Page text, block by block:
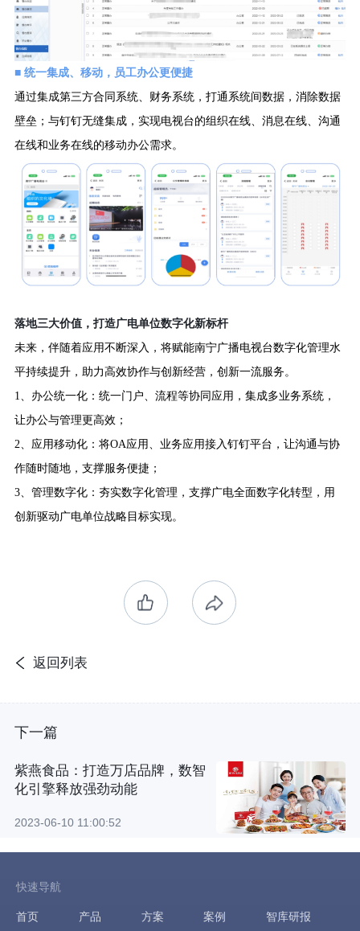
■ 统一集成、移动，员工办公更便捷
通过集成第三方合同系统、财务系统，打通系统间数据，消除数据
壁垒；与钉钉无缝集成，实现电视台的组织在线、消息在线、沟通
在线和业务在线的移动办公需求。
落地三大价值，打造广电单位数字化新标杆
未来，伴随着应用不断深入，将赋能南宁广播电视台数字化管理水
平持续提升，助力高效协作与创新经营，创新一流服务。
1、办公统一化：统一门户、流程等协同应用，集成多业务系统，
让办公与管理更高效；
2、应用移动化：将OA应用、业务应用接入钉钉平台，让沟通与协
作随时随地，支撑服务便捷；
3、管理数字化：夯实数字化管理，支撑广电全面数字化转型，用
创新驱动广电单位战略目标实现。
返回列表
下一篇
紫燕食品：打造万店品牌，数智
化引擎释放强劲动能
2023-06-10 11:00:52
快速导航
首页 产品 方案 案例 智库研报